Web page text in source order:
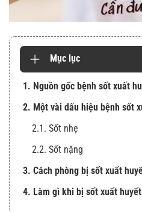
Mục lục
1. Nguồn gốc bệnh sốt xuất
2. Một vài dấu hiệu bệnh sốt
2.1. Sốt nhẹ
2.2. Sốt nặng
3. Cách phòng bị sốt xuất
4. Làm gì khi bị sốt xuất